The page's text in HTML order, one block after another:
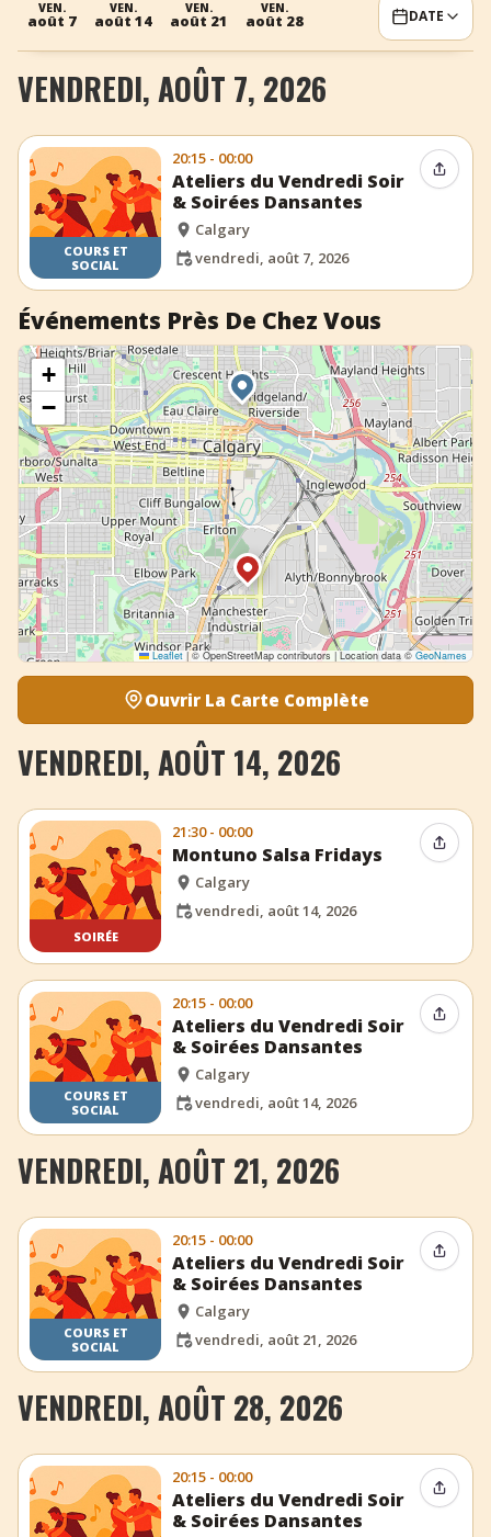
+ Ajouter un événement
VEN.
août 7
VEN.
août 14
VEN.
août 21
VEN.
août 28 DATE
VENDREDI, AOÛT 7, 2026
COURS ET
SOCIAL
20:15 - 00:00
Ateliers du Vendredi Soir
& Soirées Dansantes
Calgary
vendredi, août 7, 2026
Événements Près De Chez Vous
+
−
Leaflet |© OpenStreetMap contributors | Location data ©GeoNames
Ouvrir La Carte Complète
VENDREDI, AOÛT 14, 2026
SOIRÉE
21:30 - 00:00
Montuno Salsa Fridays
Calgary
vendredi, août 14, 2026
COURS ET
SOCIAL
20:15 - 00:00
Ateliers du Vendredi Soir
& Soirées Dansantes
Calgary
vendredi, août 14, 2026
VENDREDI, AOÛT 21, 2026
COURS ET
SOCIAL
20:15 - 00:00
Ateliers du Vendredi Soir
& Soirées Dansantes
Calgary
vendredi, août 21, 2026
VENDREDI, AOÛT 28, 2026
20:15 - 00:00
Ateliers du Vendredi Soir
& Soirées Dansantes